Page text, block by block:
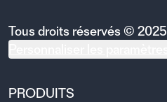
Tous droits réservés © 2025
PRODUITS